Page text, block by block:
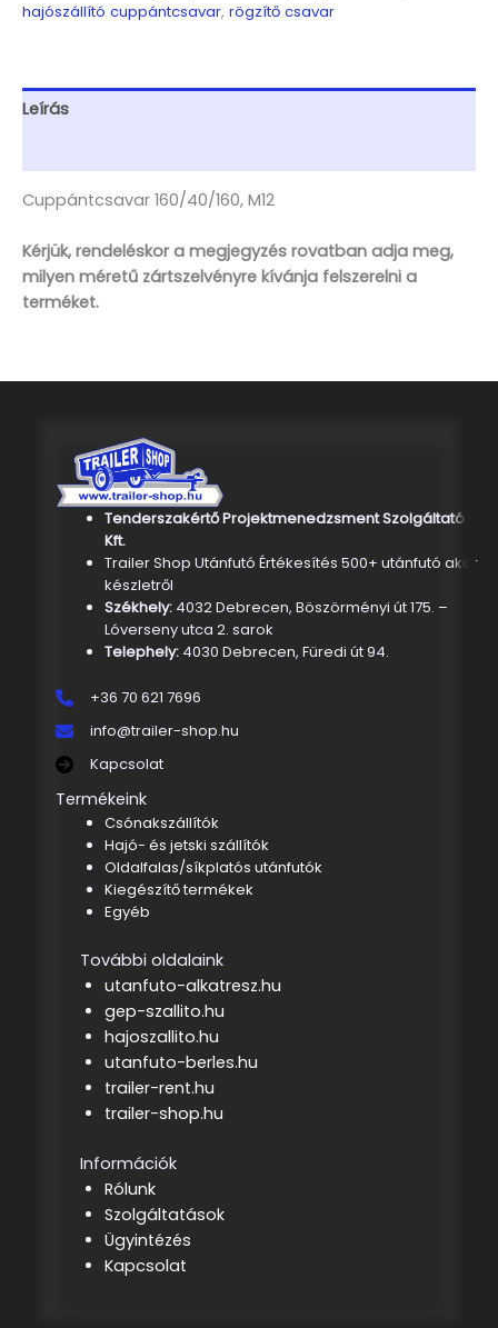
hajószállító cuppántcsavar, rögzítő csavar
Leírás
Cuppántcsavar 160/40/160, M12
Kérjük, rendeléskor a megjegyzés rovatban adja meg,
milyen méretű zártszelvényre kívánja felszerelni a
terméket.
Tenderszakértő Projektmenedzsment Szolgáltató
Kft.
Trailer Shop Utánfutó Értékesítés 500+ utánfutó akár
készletről
Székhely: 4032 Debrecen, Böszörményi út 175. –
Lóverseny utca 2. sarok
Telephely:4030 Debrecen, Füredi út 94.
+36 70 621 7696
info@trailer-shop.hu
Kapcsolat
Termékeink
Csónakszállítók
Hajó- és jetski szállítók
Oldalfalas/síkplatós utánfutók
Kiegészítő termékek
Egyéb
További oldalaink
utanfuto-alkatresz.hu
gep-szallito.hu
hajoszallito.hu
utanfuto-berles.hu
trailer-rent.hu
trailer-shop.hu
Információk
Rólunk
Szolgáltatások
Ügyintézés
Kapcsolat